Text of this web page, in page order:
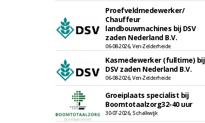
Proefveldmedewerker/
Chauffeur
landbouwmachines bij DSV
zaden Nederland B.V.
06-08-2026, Ven-Zelderheide
Kasmedewerker (fulltime) bij
DSV zaden Nederland B.V.
06-08-2026, Ven-Zelderheide
Groeiplaats specialist bij
Boomtotaalzorg32-40 uur
30-07-2026, Schalkwijk